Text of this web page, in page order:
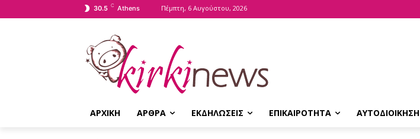
30.5 C Athens Πέμπτη, 6 Αυγούστου, 2026
ΑΡΧΙΚΗ ΑΡΘΡΑ ΕΚΔΗΛΩΣΕΙΣ ΕΠΙΚΑΙΡΟΤΗΤΑ ΑΥΤΟΔΙΟΙΚΗΣΗ